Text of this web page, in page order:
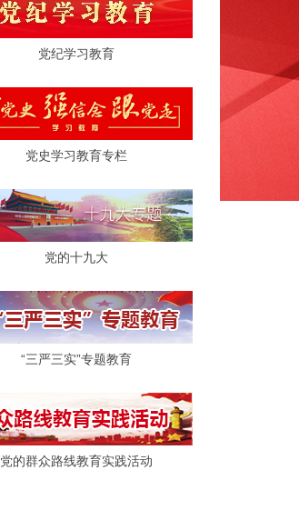
党纪学习教育
党史学习教育专栏
党的十九大
“三严三实”专题教育
党的群众路线教育实践活动